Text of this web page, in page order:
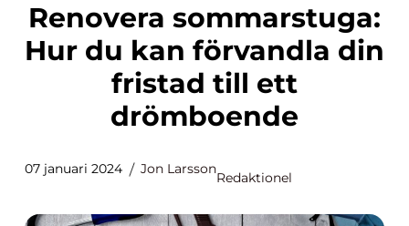
Renovera sommarstuga:
Hur du kan förvandla din
fristad till ett
drömboende
07 januari 2024 Jon Larsson
Redaktionel